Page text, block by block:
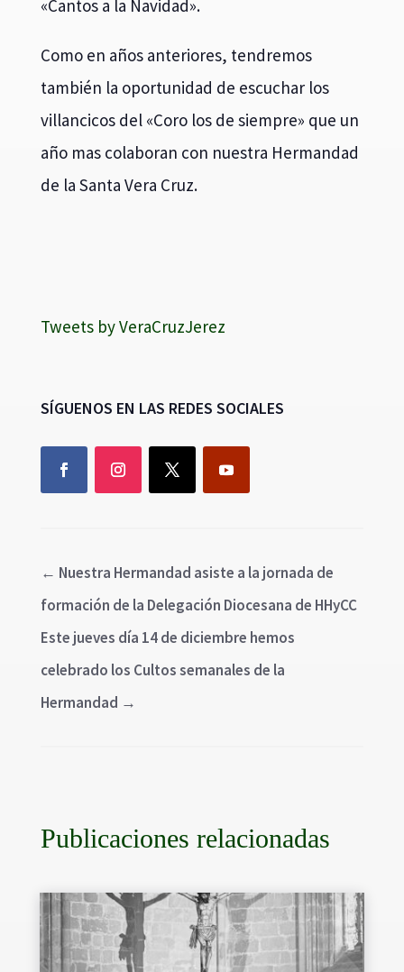
«Cantos a la Navidad».
Como en años anteriores, tendremos
también la oportunidad de escuchar los
villancicos del «Coro los de siempre» que un
año mas colaboran con nuestra Hermandad
de la Santa Vera Cruz.
Tweets by VeraCruzJerez
SÍGUENOS EN LAS REDES SOCIALES
← Nuestra Hermandad asiste a la jornada de
formación de la Delegación Diocesana de HHyCC
Este jueves día 14 de diciembre hemos
celebrado los Cultos semanales de la
Hermandad →
Publicaciones relacionadas